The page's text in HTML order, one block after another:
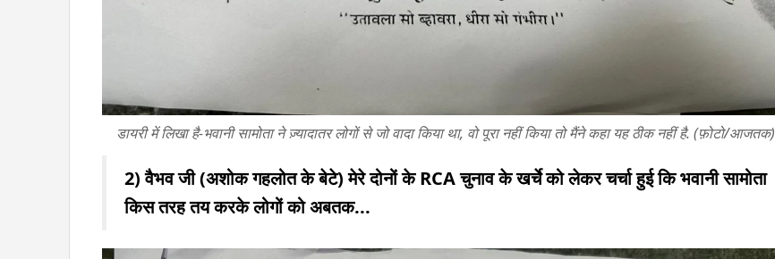
डायरी में लिखा है-भवानी सामोता ने ज़्यादातर लोगों से जो वादा किया था, वो पूरा नहीं किया तो मैंने कहा यह ठीक नहीं है. (फ़ोटो/आजतक)
2) वैभव जी (अशोक गहलोत के बेटे) मेरे दोनों के RCA चुनाव के खर्चे को लेकर चर्चा हुई कि भवानी सामोता
किस तरह तय करके लोगों को अबतक...